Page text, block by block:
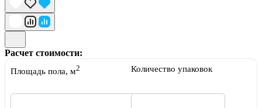
Расчет стоимости:
Площадь пола, м2 Количество упаковок